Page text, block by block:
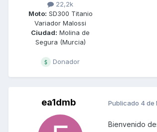
22,2k
Moto: SD300 Titanio
Variador Malossi
Ciudad: Molina de
Segura (Murcia)
Donador
ea1dmb Publicado 4 de
Bienvenido